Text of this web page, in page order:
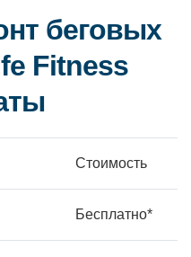
беговых
Fitness
Стоимость
Бесплатно*